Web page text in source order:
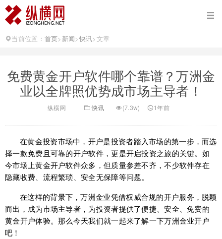
当前位置： 首页> 新闻>快讯>文章
免费黄金开户软件哪个靠谱？万洲金
业以全牌照优势成市场主导者！
纵横网 快讯 (7.3w) 1年前
在黄金投资市场中，开户是投资者踏入市场的第一步，而选
择一款免费且可靠的开户软件，更是开启投资之旅的关键。如
今市场上黄金开户软件众多，但质量参差不齐，不少软件存在
隐藏收费、流程繁琐、安全无保障等问题。
在这样的背景下，万洲金业凭借权威合规的开户服务，脱颖
而出，成为市场主导者，为投资者提供了便捷、安全、免费的
黄金开户体验。那么今天我们就一起来了解一下万洲金业开户
吧！